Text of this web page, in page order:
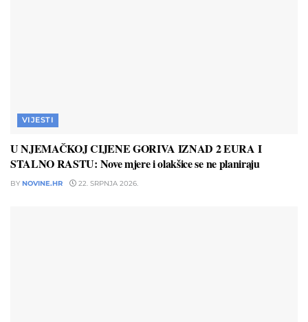
VIJESTI
U NJEMAČKOJ CIJENE GORIVA IZNAD 2 EURA I
STALNO RASTU: Nove mjere i olakšice se ne planiraju
BY NOVINE.HR 22. SRPNJA 2026.